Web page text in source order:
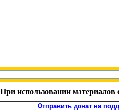
При использовании материалов
Отправить донат на